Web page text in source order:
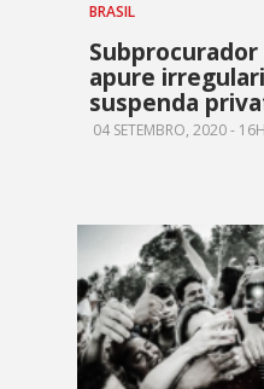
BRASIL
Subprocurador
apure
suspenda
04 SETEMBRO, 2020 -